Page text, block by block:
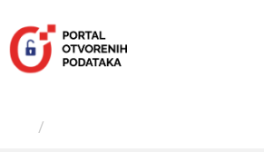
sadržaj